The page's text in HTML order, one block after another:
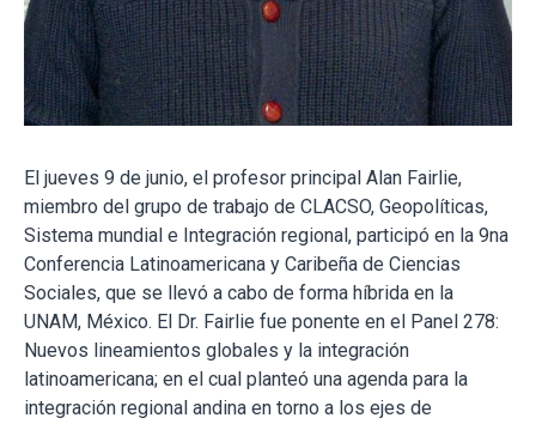
El jueves 9 de junio, el profesor principal Alan Fairlie,
miembro del grupo de trabajo de CLACSO, Geopolíticas,
Sistema mundial e Integración regional, participó en la 9na
Conferencia Latinoamericana y Caribeña de Ciencias
Sociales, que se llevó a cabo de forma híbrida en la
UNAM, México. El Dr. Fairlie fue ponente en el Panel 278:
Nuevos lineamientos globales y la integración
latinoamericana; en el cual planteó una agenda para la
integración regional andina en torno a los ejes de